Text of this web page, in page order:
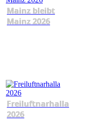
Mainz bleibt
Mainz 2026
Freiluftnarhalla
2026